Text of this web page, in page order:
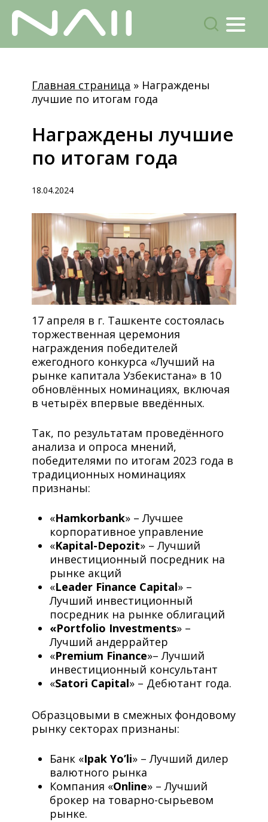
поиск
Menu
content
Главная страница » Награждены
лучшие по итогам года
Награждены лучшие
по итогам года
18.04.2024
17 апреля в г. Ташкенте состоялась
торжественная церемония
награждения победителей
ежегодного конкурса «Лучший на
рынке капитала Узбекистана» в 10
обновлённых номинациях, включая
в четырёх впервые введённых.
Так, по результатам проведённого
анализа и опроса мнений,
победителями по итогам 2023 года в
традиционных номинациях
признаны:
«Hamkorbank» – Лучшее
корпоративное управление
«Kapital-Depozit» – Лучший
инвестиционный посредник на
рынке акций
«Leader Finance Capital» –
Лучший инвестиционный
посредник на рынке облигаций
«Portfolio Investments» –
Лучший андеррайтер
«Premium Finance»– Лучший
инвестиционный консультант
«Satori Capital» – Дебютант года.
Образцовыми в смежных фондовому
рынку секторах признаны:
Банк «Ipak Yo’li» – Лучший дилер
валютного рынка
Компания «Online» – Лучший
брокер на товарно-сырьевом
рынке.